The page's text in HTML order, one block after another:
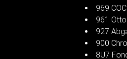
969
961
927
900
8U7